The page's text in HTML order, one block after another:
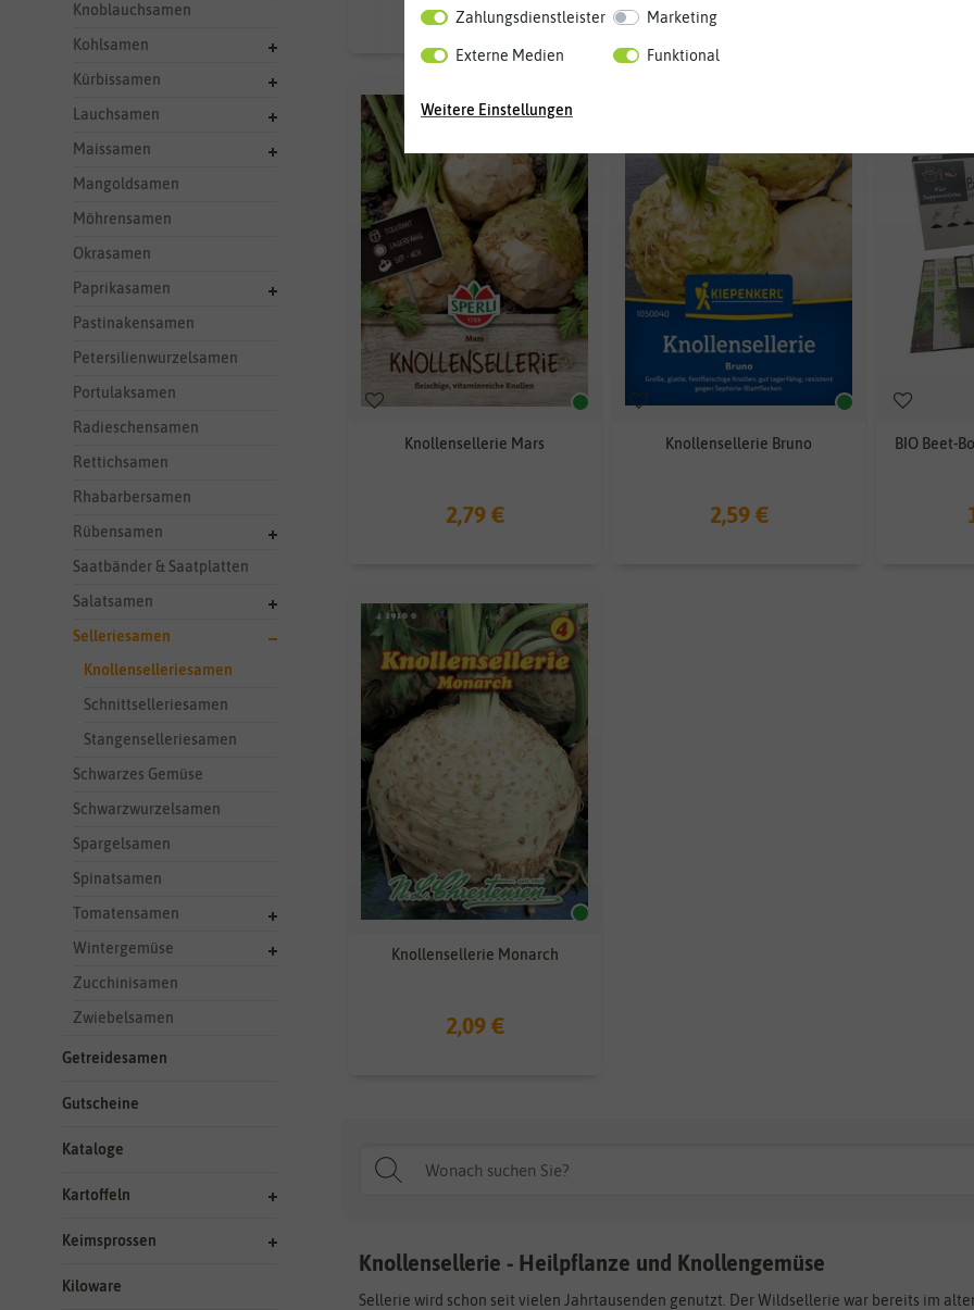
Knoblauchsamen
Kohlsamen
Kürbissamen
Lauchsamen
Maissamen
Mangoldsamen
Möhrensamen
Okrasamen
Paprikasamen
Pastinakensamen
Petersilienwurzelsamen
Portulaksamen
Radieschensamen
Rettichsamen
Rhabarbersamen
Rübensamen
Saatbänder & Saatplatten
Salatsamen
Selleriesamen
Knollenselleriesamen
Schnittselleriesamen
Stangenselleriesamen
Schwarzes Gemüse
Schwarzwurzelsamen
Spargelsamen
Spinatsamen
Tomatensamen
Wintergemüse
Zucchinisamen
Zwiebelsamen
Getreidesamen
Gutscheine
Kataloge
Kartoffeln
Keimsprossen
Kiloware
Knollensellerie Mars
2,79 €
Knollensellerie Bruno
2,59 €
BIO Beet-
Knollensellerie Monarch
2,09 €
Knollensellerie - Heilpflanze und Knollengemüse
Sellerie wird schon seit vielen Jahrtausenden genutzt. Der Wildsellerie war bereits im
Zahlungsdienstleister Marketing
Externe Medien Funktional
Weitere Einstellungen